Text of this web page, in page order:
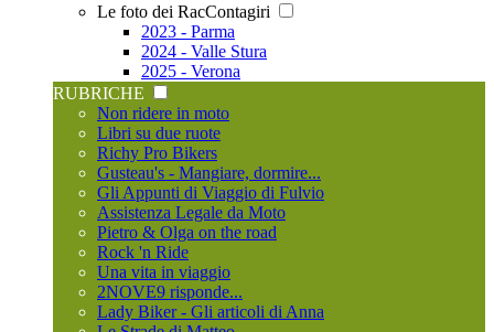
Le foto dei RacContagiri
2023 - Parma
2024 - Valle Stura
2025 - Verona
RUBRICHE
Non ridere in moto
Libri su due ruote
Richy Pro Bikers
Gusteau's - Mangiare, dormire...
Gli Appunti di Viaggio di Fulvio
Assistenza Legale da Moto
Pietro & Olga on the road
Rock 'n Ride
Una vita in viaggio
2NOVE9 risponde...
Lady Biker - Gli articoli di Anna